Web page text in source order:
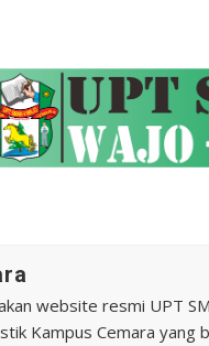
website resmi UPT
Kampus Cemara yang